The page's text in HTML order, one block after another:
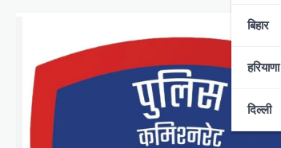
बिहार
हरियाणा
दिल्ली